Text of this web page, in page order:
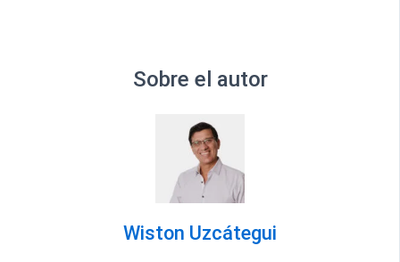
Sobre el autor
Wiston Uzcátegui